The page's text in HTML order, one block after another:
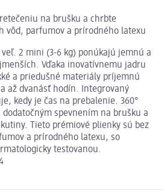
na brušku a chrbte
vôd, parfumov a prírodného latexu
2 mini (3-6 kg) ponúkajú jemnú a
Vďaka inovatívnemu jadru
a priedušné materiály príjemnú
až dvanásť hodín. Integrovaný
kedy je čas na prebalenie. 360°
spevnením na brušku a
Tieto prémiové plienky sú bez
a prírodného latexu, so
testovanou.